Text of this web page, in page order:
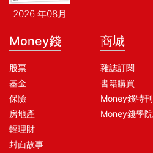
2026 年08月
Money錢
股票
基金
保險
房地產
輕理財
封面故事
商城
雜誌訂閱
書籍購買
Money錢特刊
Money錢學院